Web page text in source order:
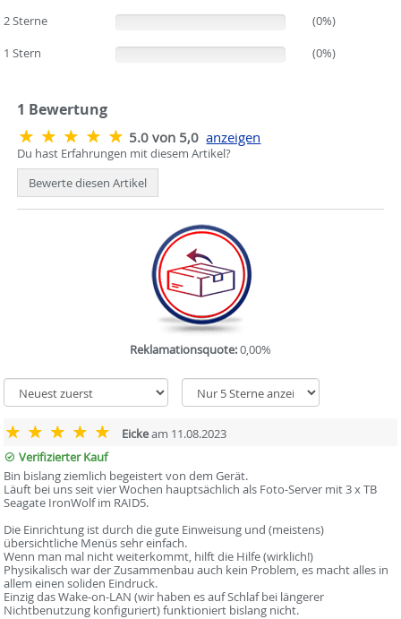
2 Sterne
(0%)
1 Stern
(0%)
1 Bewertung
5.0 von 5,0 anzeigen
Du hast Erfahrungen mit diesem Artikel?
Bewerte diesen Artikel
Reklamationsquote:0,00%
Eickeam 11.08.2023
Verifizierter Kauf
Bin bislang ziemlich begeistert von dem Gerät.
Läuft bei uns seit vier Wochen hauptsächlich als Foto-Server mit 3 x TB
Seagate IronWolf im RAID5.
Die Einrichtung ist durch die gute Einweisung und (meistens)
übersichtliche Menüs sehr einfach.
Wenn man mal nicht weiterkommt, hilft die Hilfe (wirklich!)
Physikalisch war der Zusammenbau auch kein Problem, es macht alles in
allem einen soliden Eindruck.
Einzig das Wake-on-LAN (wir haben es auf Schlaf bei längerer
Nichtbenutzung konfiguriert) funktioniert bislang nicht.